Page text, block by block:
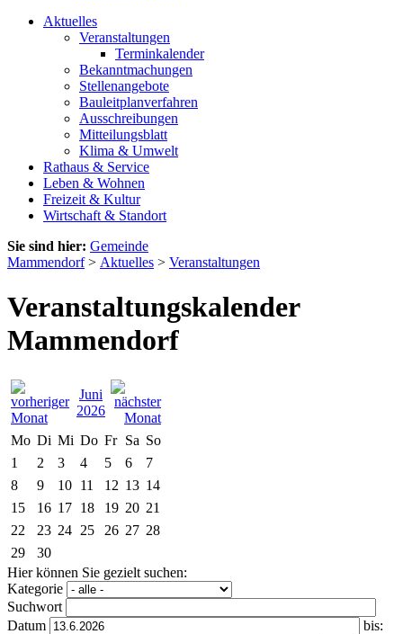
Aktuelles
Veranstaltungen
Terminkalender
Bekanntmachungen
Stellenangebote
Bauleitplanverfahren
Ausschreibungen
Mitteilungsblatt
Klima & Umwelt
Rathaus & Service
Leben & Wohnen
Freizeit & Kultur
Wirtschaft & Standort
Sie sind hier: Gemeinde
Mammendorf> Aktuelles > Veranstaltungen
Veranstaltungskalender
Mammendorf
Juni
2026
Mo Di Mi Do Fr Sa So
1
2 3 4 5 6
7
8
9 10 11 12 13 14
15
16 17 18 19 20 21
22
23 24 25 26 27 28
29
30
Hier können Sie gezielt suchen:
Kategorie
Suchwort
Datum
bis: